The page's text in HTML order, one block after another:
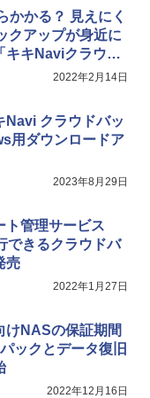
かかる？ 見えにく
クアップが身近に
キキNaviクラウド
2022年2月14日
Navi クラウドバッ
用ダウンロードア
2023年8月29日
ト管理サービス
できるクラウドバ
売
2022年1月27日
けNASの保証期間
ックとデータ復旧
2022年12月16日